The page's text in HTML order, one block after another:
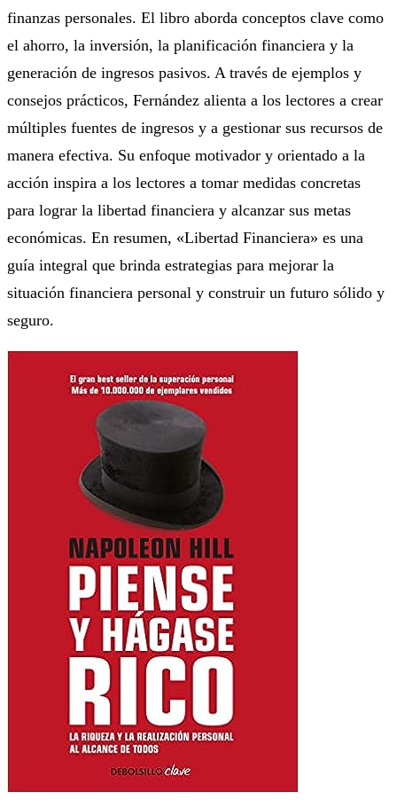
finanzas personales. El libro aborda conceptos clave como
el ahorro, la inversión, la planificación financiera y la
generación de ingresos pasivos. A través de ejemplos y
consejos prácticos, Fernández alienta a los lectores a crear
múltiples fuentes de ingresos y a gestionar sus recursos de
manera efectiva. Su enfoque motivador y orientado a la
acción inspira a los lectores a tomar medidas concretas
para lograr la libertad financiera y alcanzar sus metas
económicas. En resumen, «Libertad Financiera» es una
guía integral que brinda estrategias para mejorar la
situación financiera personal y construir un futuro sólido y
seguro.